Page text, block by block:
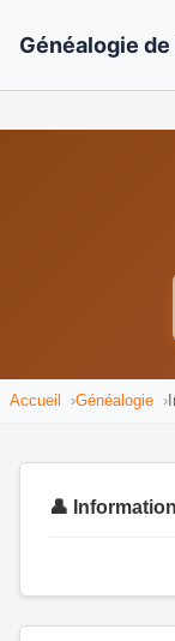
Généalogie
Accueil Généalogie
👤